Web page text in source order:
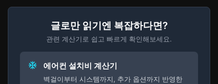
글로만 읽기엔 복잡하다면?
관련 계산기로 쉽고 빠르게 확인해보세요.
에어컨 설치비 계산기
벽걸이부터 시스템까지, 추가 옵션까지 반영한